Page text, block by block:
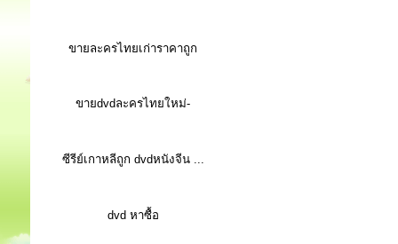
ขายละครไทยเก่าราคาถูก
ขายdvdละครไทยใหม่-
ซีรีย์เกาหลีถูก dvdหนังจีน ...
dvd หาซื้อ